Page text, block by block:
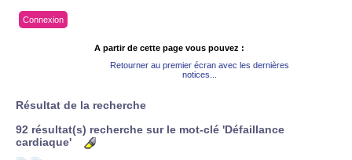
Connexion
A partir de cette page vous pouvez :
Retourner au premier écran avec les dernières
notices...
Résultat de la recherche
92 résultat(s) recherche sur le mot-clé 'Défaillance
cardiaque'